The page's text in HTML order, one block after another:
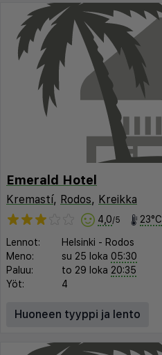
Emerald Hotel
Kremastí, Rodos, Kreikka
4,0/5 23°C
Lennot: Helsinki - Rodos
Meno:
su 25 loka 05:30
Paluu:
to 29 loka 20:35
Yöt:
4
Huoneen tyyppi ja lento